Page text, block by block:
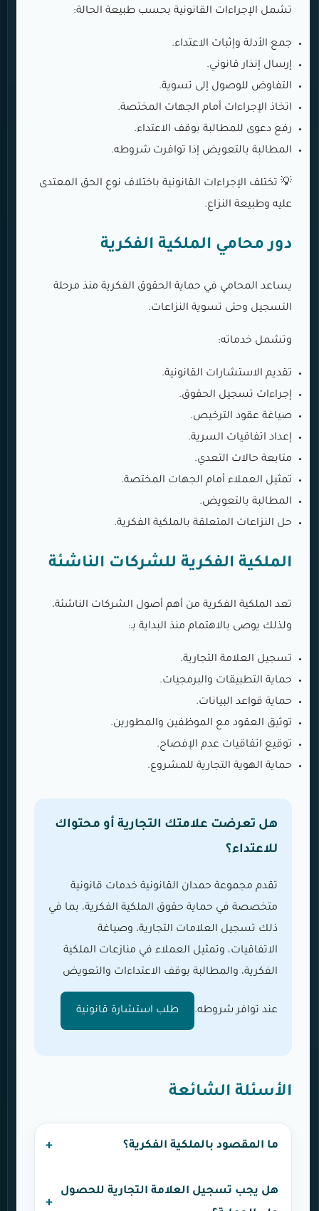
تشمل الإجراءات القانونية بحسب طبيعة الحالة:
جمع الأدلة وإثبات الاعتداء.
إرسال إنذار قانوني.
التفاوض للوصول إلى تسوية.
اتخاذ الإجراءات أمام الجهات المختصة.
رفع دعوى للمطالبة بوقف الاعتداء.
المطالبة بالتعويض إذا توافرت شروطه.
💡 تختلف الإجراءات القانونية باختلاف نوع الحق المعتدى
عليه وطبيعة النزاع.
دور محامي الملكية الفكرية
يساعد المحامي في حماية الحقوق الفكرية منذ مرحلة
التسجيل وحتى تسوية النزاعات.
وتشمل خدماته:
تقديم الاستشارات القانونية.
إجراءات تسجيل الحقوق.
صياغة عقود الترخيص.
إعداد اتفاقيات السرية.
متابعة حالات التعدي.
تمثيل العملاء أمام الجهات المختصة.
المطالبة بالتعويض.
حل النزاعات المتعلقة بالملكية الفكرية.
الملكية الفكرية للشركات الناشئة
تعد الملكية الفكرية من أهم أصول الشركات الناشئة،
ولذلك يوصى بالاهتمام منذ البداية بـ:
تسجيل العلامة التجارية.
حماية التطبيقات والبرمجيات.
حماية قواعد البيانات.
توثيق العقود مع الموظفين والمطورين.
توقيع اتفاقيات عدم الإفصاح.
حماية الهوية التجارية للمشروع.
هل تعرضت علامتك التجارية أو محتواك
للاعتداء؟
تقدم مجموعة حمدان القانونية خدمات قانونية
متخصصة في حماية حقوق الملكية الفكرية، بما في
ذلك تسجيل العلامات التجارية، وصياغة
الاتفاقيات، وتمثيل العملاء في منازعات الملكية
الفكرية، والمطالبة بوقف الاعتداءات والتعويض
عند توافر شروطه. طلب استشارة قانونية
الأسئلة الشائعة
ما المقصود بالملكية الفكرية؟
هل يجب تسجيل العلامة التجارية للحصول